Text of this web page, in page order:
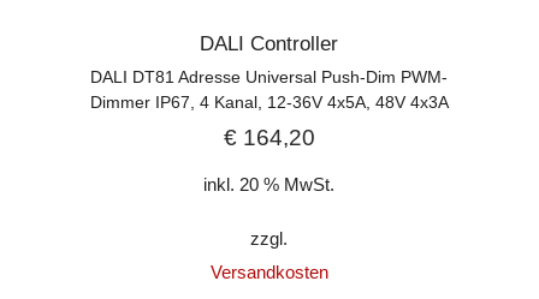
DALI Controller
DALI DT81 Adresse Universal Push-Dim PWM-
Dimmer IP67, 4 Kanal, 12-36V 4x5A, 48V 4x3A
€164,20
inkl. 20 % MwSt.
zzgl.
Versandkosten